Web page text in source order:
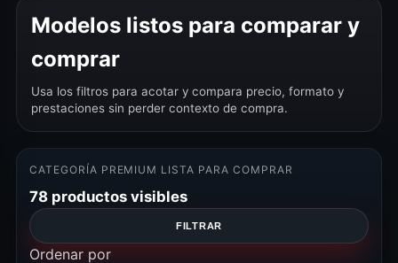
Modelos listos para comparar y
comprar
Usa los filtros para acotar y compara precio, formato y
prestaciones sin perder contexto de compra.
CATEGORÍA PREMIUM LISTA PARA COMPRAR
78 productos visibles
FILTRAR
Ordenar por